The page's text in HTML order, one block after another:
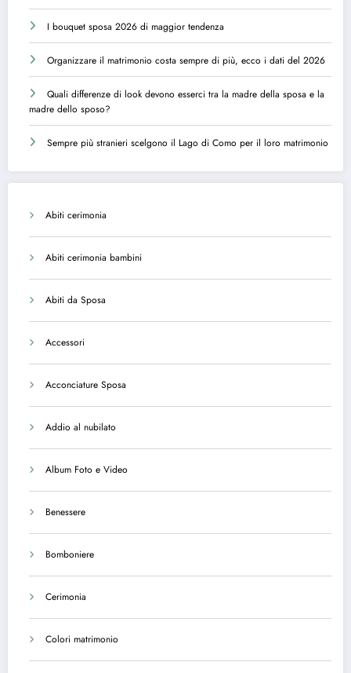
I bouquet sposa 2026 di maggior tendenza
Organizzare il matrimonio costa sempre di più, ecco i dati del 2026
Quali differenze di look devono esserci tra la madre della sposa e la
madre dello sposo?
Sempre più stranieri scelgono il Lago di Como per il loro matrimonio
Abiti cerimonia
Abiti cerimonia bambini
Abiti da Sposa
Accessori
Acconciature Sposa
Addio al nubilato
Album Foto e Video
Benessere
Bomboniere
Cerimonia
Colori matrimonio